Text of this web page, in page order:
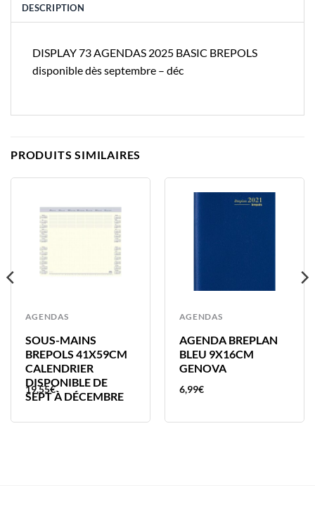
DESCRIPTION
DISPLAY 73 AGENDAS 2025 BASIC BREPOLS
disponible dès septembre – déc
PRODUITS SIMILAIRES
AGENDAS
SOUS-MAINS
BREPOLS 41X59CM
CALENDRIER
DISPONIBLE DE
SEPT À DÉCEMBRE
19,55€
AGENDAS
AGENDA BREPLAN
BLEU 9X16CM
GENOVA
6,99€